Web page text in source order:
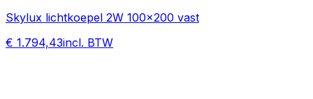
Skylux lichtkoepel 2W 100x200 vast
€ 1.794,43incl. BTW